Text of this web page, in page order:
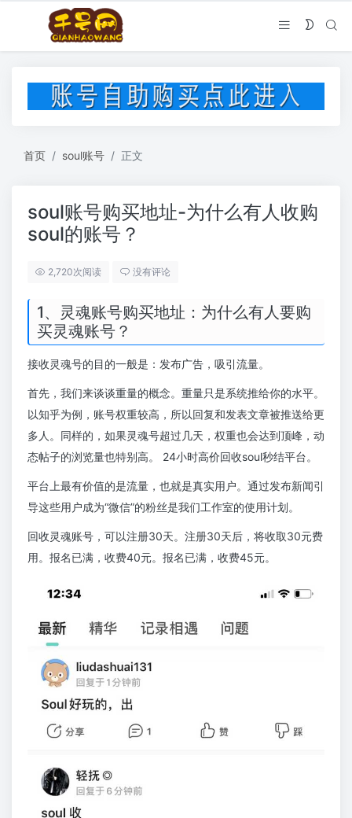
首页 soul账号 正文
soul账号购买地址-为什么有人收购
soul的账号？
2,720次阅读 没有评论
1、灵魂账号购买地址：为什么有人要购
买灵魂账号？
接收灵魂号的目的一般是：发布广告，吸引流量。
首先，我们来谈谈重量的概念。重量只是系统推给你的水平。
以知乎为例，账号权重较高，所以回复和发表文章被推送给更
多人。同样的，如果灵魂号超过几天，权重也会达到顶峰，动
态帖子的浏览量也特别高。 24小时高价回收soul秒结平台。
平台上最有价值的是流量，也就是真实用户。通过发布新闻引
导这些用户成为“微信”的粉丝是我们工作室的使用计划。
回收灵魂账号，可以注册30天。注册30天后，将收取30元费
用。报名已满，收费40元。报名已满，收费45元。